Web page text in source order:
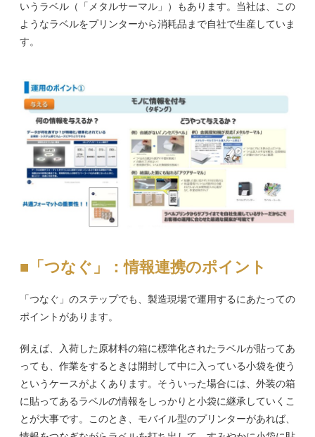
いうラベル（「メタルサーマル」）もあります。当社は、この
ようなラベルをプリンターから消耗品まで自社で生産していま
す。
■「つなぐ」：情報連携のポイント
「つなぐ」のステップでも、製造現場で運用するにあたっての
ポイントがあります。
例えば、入荷した原材料の箱に標準化されたラベルが貼ってあ
っても、作業をするときは開封して中に入っている小袋を使う
というケースがよくあります。そういった場合には、外装の箱
に貼ってあるラベルの情報をしっかりと小袋に継承していくこ
とが大事です。このとき、モバイル型のプリンターがあれば、